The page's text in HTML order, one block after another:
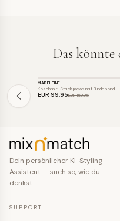
Das
SALE
MADELEINE
Kaschmir-Strickjacke mit Bindeband
EUR 99,95EUR 159,95
Dein persönlicher KI-Styling-
Assistent — such so, wie du
denkst.
SUPPORT